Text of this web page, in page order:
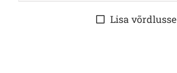
Lisa võrdlusse